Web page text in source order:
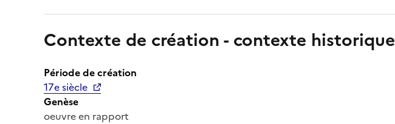
Contexte de création - contexte historique
Période de création
17e siècle
Genèse
oeuvre en rapport